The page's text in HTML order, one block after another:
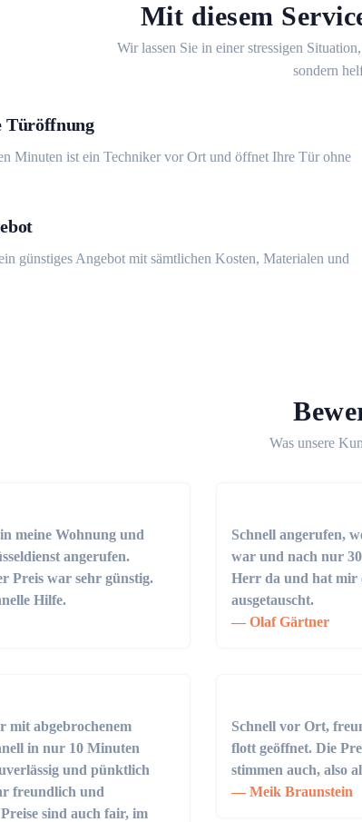
Mit diesem
Wir lassen Sie in einer stressigen
sondern
Türöffnung
Minuten ist ein Techniker vor Ort und öffnet Ihre Tür ohne
günstiges Angebot mit sämtlichen Kosten, Materialen und
Was unsere
meine Wohnung und
angerufen.
Preis war sehr günstig.
Hilfe.
Schnell angerufen,
war und nach nur
Herr da und hat mir
ausgetauscht.
Olaf Gärtner
mit abgebrochenem
in nur 10 Minuten
und pünktlich
freundlich und
sind auch fair, im
Schnell vor Ort,
flott geöffnet. Die
stimmen auch, also
Meik Braunstein